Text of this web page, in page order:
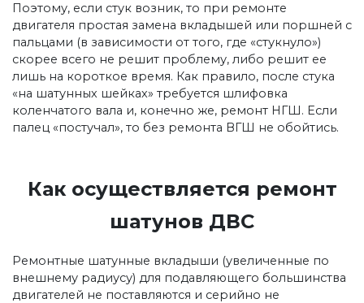
Поэтому, если стук возник, то при ремонте
двигателя простая замена вкладышей или поршней с
пальцами (в зависимости от того, где «стукнуло»)
скорее всего не решит проблему, либо решит ее
лишь на короткое время. Как правило, после стука
«на шатунных шейках» требуется шлифовка
коленчатого вала и, конечно же, ремонт НГШ. Если
палец «постучал», то без ремонта ВГШ не обойтись.
Как осуществляется ремонт
шатунов ДВС
Ремонтные шатунные вкладыши (увеличенные по
внешнему радиусу) для подавляющего большинства
двигателей не поставляются и серийно не